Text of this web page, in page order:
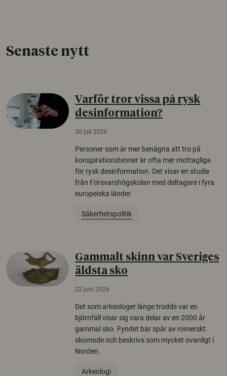
Senaste nytt
Varför tror vissa på rysk
desinformation?
30 juli 2026
Personer som är mer benägna att tro på
konspirationsteorier är ofta mer mottagliga
för rysk desinformation. Det visar en studie
från Försvarshögskolan med deltagare i fyra
europeiska länder.
Säkerhetspolitik
Gammalt skinn var Sveriges
äldsta sko
22 juni 2026
Det som arkeologer länge trodde var en
björnfäll visar sig vara delar av en 2000 år
gammal sko. Fyndet bär spår av romerskt
skomode och beskrivs som mycket ovanligt i
Norden.
Arkeologi